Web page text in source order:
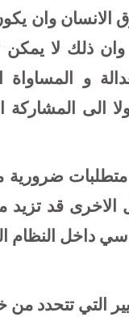
الانسان وان
. وان ذلك لا
و المساواة
الى
متطلبات ضرورية
قد تزيد
داخل النظام
التي تتحدد من